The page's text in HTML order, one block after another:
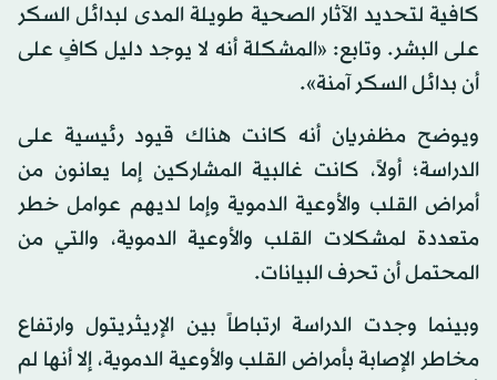
كافية لتحديد الآثار الصحية طويلة المدى لبدائل السكر
على البشر. وتابع: «المشكلة أنه لا يوجد دليل كافٍ على
أن بدائل السكر آمنة».
ويوضح مظفريان أنه كانت هناك قيود رئيسية على
الدراسة؛ أولاً، كانت غالبية المشاركين إما يعانون من
أمراض القلب والأوعية الدموية وإما لديهم عوامل خطر
متعددة لمشكلات القلب والأوعية الدموية، والتي من
المحتمل أن تحرف البيانات.
وبينما وجدت الدراسة ارتباطاً بين الإريثريتول وارتفاع
مخاطر الإصابة بأمراض القلب والأوعية الدموية، إلا أنها لم